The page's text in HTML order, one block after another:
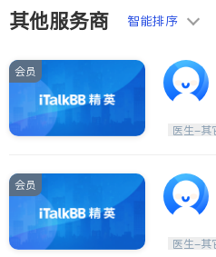
建筑装修
非
肠胃肝脏科
泌尿科
风湿
不孕不育
呼
医生-其它
Buffalo &
Westchester
County
其他服务商 智能排序
会员
医生-其
会员
医生-其